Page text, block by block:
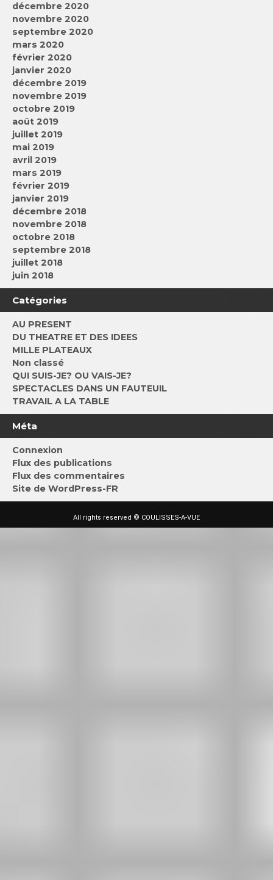
décembre 2020
novembre 2020
septembre 2020
mars 2020
février 2020
janvier 2020
décembre 2019
novembre 2019
octobre 2019
août 2019
juillet 2019
mai 2019
avril 2019
mars 2019
février 2019
janvier 2019
décembre 2018
novembre 2018
octobre 2018
septembre 2018
juillet 2018
juin 2018
Catégories
AU PRESENT
DU THEATRE ET DES IDEES
MILLE PLATEAUX
Non classé
QUI SUIS-JE? OU VAIS-JE?
SPECTACLES DANS UN FAUTEUIL
TRAVAIL A LA TABLE
Méta
Connexion
Flux des publications
Flux des commentaires
Site de WordPress-FR
All rights reserved © COULISSES-A-VUE